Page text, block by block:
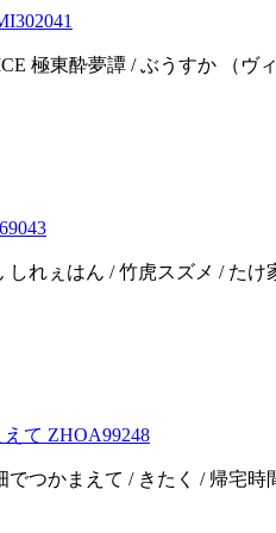
極東酔夢譚 / ぶうすか （ヴ
しれぇはん / 竹虎スズメ / たけ
て ZHOA99248
でつかまえて / きたく / 帰宅時